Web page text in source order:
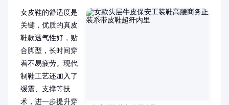
女皮鞋的舒适度是
关键，优质的真皮
鞋款透气性好，贴
合脚型，长时间穿
着不易疲劳。现代
制鞋工艺还加入了
缓震、支撑等技
术，进一步提升穿